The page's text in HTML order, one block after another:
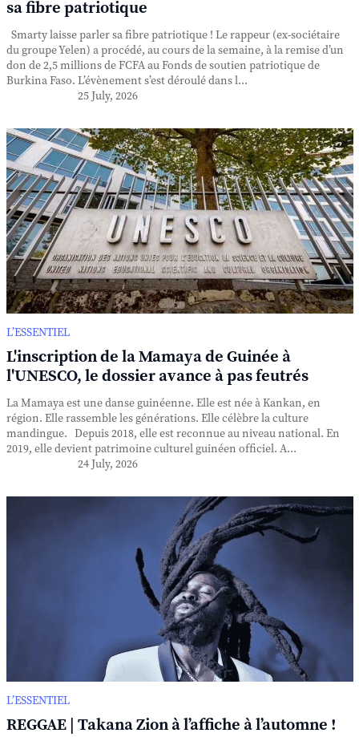
sa fibre patriotique
Smarty laisse parler sa fibre patriotique ! Le rappeur (ex-sociétaire
du groupe Yelen) a procédé, au cours de la semaine, à la remise d’un
don de 2,5 millions de FCFA au Fonds de soutien patriotique de
Burkina Faso. L’évènement s’est déroulé dans l...
25 July, 2026
L’ESSENTIEL
L'inscription de la Mamaya de Guinée à
l'UNESCO, le dossier avance à pas feutrés
La Mamaya est une danse guinéenne. Elle est née à Kankan, en
région. Elle rassemble les générations. Elle célèbre la culture
mandingue. Depuis 2018, elle est reconnue au niveau national. En
2019, elle devient patrimoine culturel guinéen officiel. A...
24 July, 2026
L’ESSENTIEL
REGGAE | Takana Zion à l’affiche à l’automne !